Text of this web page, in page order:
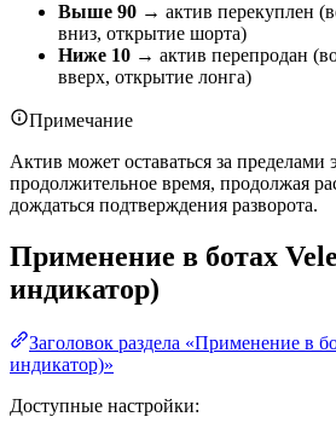
Выше 90 → актив перекуплен
вниз, открытие шорта)
Ниже 10 → актив перепродан
вверх, открытие лонга)
Примечание
Актив может оставаться за пределами
продолжительное время, продолжая
дождаться подтверждения разворота.
Применение в ботах
индикатор)
Заголовок раздела «Применение в
индикатор)»
Доступные настройки: